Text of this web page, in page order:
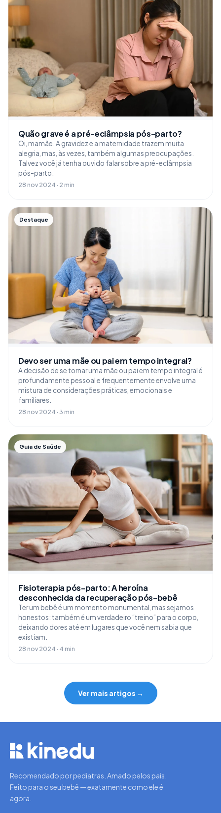
Quão grave é a pré-eclâmpsia pós-parto?
Oi, mamãe. A gravidez e a maternidade trazem muita
alegria, mas, às vezes, também algumas preocupações.
Talvez você já tenha ouvido falar sobre a pré-eclâmpsia
pós-parto.
28 nov 2024 · 2 min
Destaque
Devo ser uma mãe ou pai em tempo integral?
A decisão de se tornar uma mãe ou pai em tempo integral é
profundamente pessoal e frequentemente envolve uma
mistura de considerações práticas, emocionais e
familiares.
28 nov 2024 · 3 min
Guia de Saúde
Fisioterapia pós-parto: A heroína
desconhecida da recuperação pós-bebê
Ter um bebê é um momento monumental, mas sejamos
honestos: também é um verdadeiro “treino” para o corpo,
deixando dores até em lugares que você nem sabia que
existiam.
28 nov 2024 · 4 min
Ver mais artigos →
Recomendado por pediatras. Amado pelos pais.
Feito para o seu bebê — exatamente como ele é
agora.